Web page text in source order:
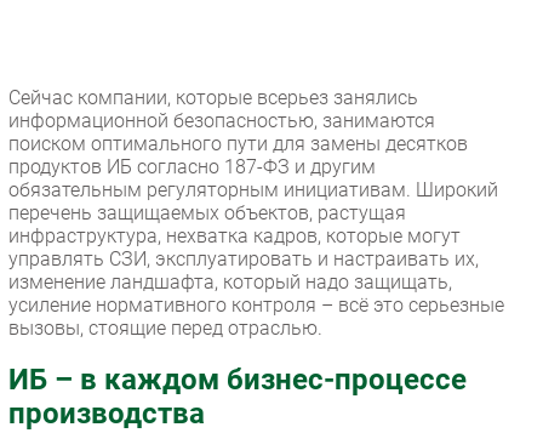
Сейчас компании, которые всерьез занялись
информационной безопасностью, занимаются
поиском оптимального пути для замены десятков
продуктов ИБ согласно 187-ФЗ и другим
обязательным регуляторным инициативам. Широкий
перечень защищаемых объектов, растущая
инфраструктура, нехватка кадров, которые могут
управлять СЗИ, эксплуатировать и настраивать их,
изменение ландшафта, который надо защищать,
усиление нормативного контроля – всё это серьезные
вызовы, стоящие перед отраслью.
ИБ – в каждом бизнес-процессе
производства